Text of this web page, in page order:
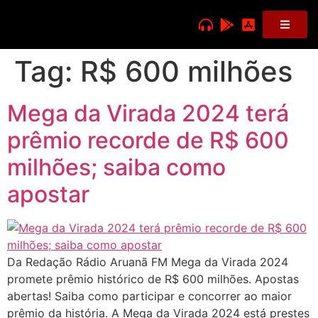
Tag: R$ 600 milhões
Mega da Virada 2024 terá
prêmio recorde de R$ 600
milhões; saiba como
apostar
Da Redação Rádio Aruanã FM Mega da Virada 2024
promete prêmio histórico de R$ 600 milhões. Apostas
abertas! Saiba como participar e concorrer ao maior
prêmio da história. A Mega da Virada 2024 está prestes